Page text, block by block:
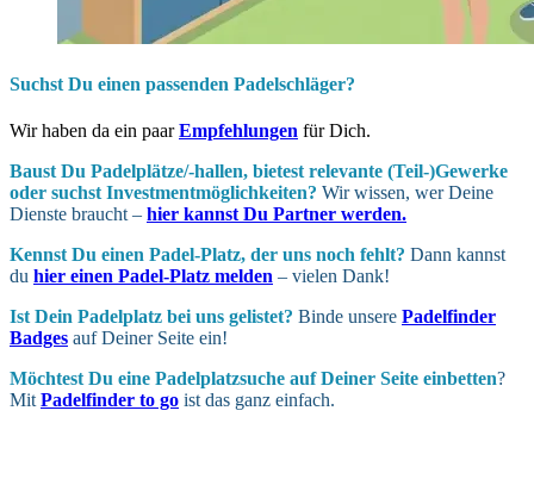
Suchst Du einen passenden Padelschläger?
Wir haben da ein paarEmpfehlungen für Dich.
Baust Du Padel­plätze/-hallen, bietest relevante (Teil-)Gewerke
oder suchst In­vest­ment­möglich­keiten? Wir wissen, wer Deine
Dienste braucht – hier kannst Du Partner werden.
Kennst Du einen Padel-Platz, der uns noch fehlt? Dann kannst
du hier einen Padel-Platz melden – vielen Dank!
Ist Dein Padel­platz bei uns gelistet? Binde unsere Padelfinder
Badges auf Deiner Seite ein!
Möchtest Du eine Padel­platz­suche auf Deiner Seite ein­betten?
MitPadelfinder to go ist das ganz einfach.